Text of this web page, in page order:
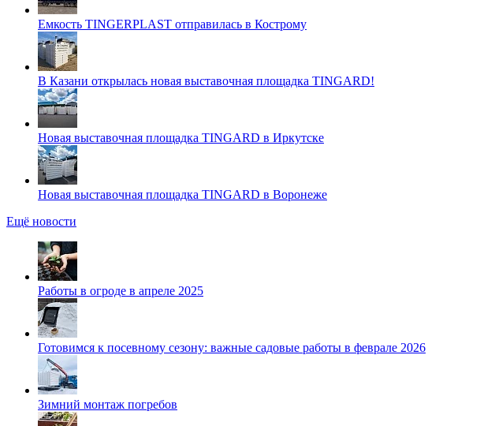
Емкость TINGERPLAST отправилась в Кострому
В Казани открылась новая выставочная площадка TINGARD!
Новая выставочная площадка TINGARD в Иркутске
Новая выставочная площадка TINGARD в Воронеже
Ещё новости
Работы в огроде в апреле 2025
Готовимся к посевному сезону: важные садовые работы в феврале 2026
Зимний монтаж погребов